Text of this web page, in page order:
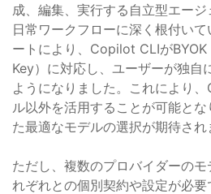
成、編集、実行する自立型エー
日常ワークフローに深く根付い
ートにより、Copilot CLIが
Key）に対応し、ユーザーが独自
ようになりました。これにより
ル以外を活用することが可能と
た最適なモデルの選択が期待され
ただし、複数のプロバイダーの
れぞれとの個別契約や設定が必